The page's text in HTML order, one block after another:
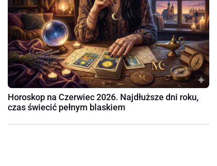
Horoskop na Czerwiec 2026. Najdłuższe dni roku,
czas świecić pełnym blaskiem